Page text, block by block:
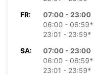
FR:
07:00 - 23:00
06:00 - 06:59*
23:01 - 23:59*
SA:
07:00 - 23:00
06:00 - 06:59*
23:01 - 23:59*